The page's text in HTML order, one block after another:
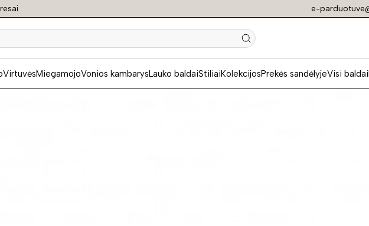
e-
VirtuvėsMiegamojoVonios kambarysLauko baldaiStiliaiKolekcijosPrekės sandėlyjeVisi baldai